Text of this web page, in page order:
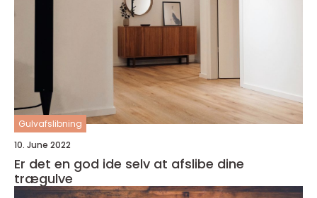
Gulvafslibning
10. June 2022
Er det en god ide selv at afslibe dine
trægulve